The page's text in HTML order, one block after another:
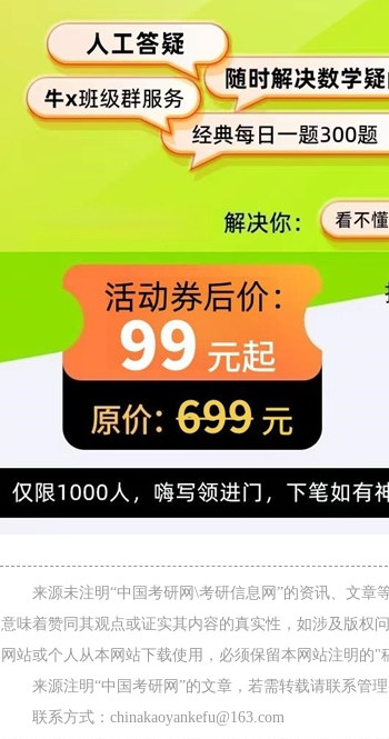
来源未注明“中国考研网\考研信息网”的资讯、文
意味着赞同其观点或证实其内容的真实性，如涉及版权
网站或个人从本网站下载使用，必须保留本网站注明的"
来源注明“中国考研网”的文章，若需转载请联系管理
联系方式：chinakaoyankefu@163.com